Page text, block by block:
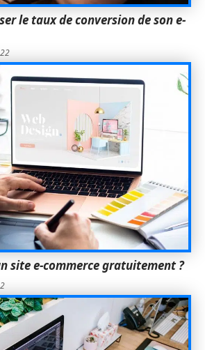
le taux de conversion de son e-
site e-commerce gratuitement ?